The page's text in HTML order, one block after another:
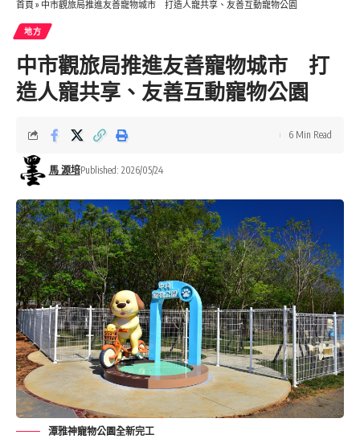
首頁 » 中市觀旅局推進友善寵物城市 打造人寵共享、友善互動寵物公園
地方
中市觀旅局推進友善寵物城市 打
造人寵共享、友善互動寵物公園
馬 源培Published: 2026/05/24
6 Min Read
潭雅神寵物公園全新完工